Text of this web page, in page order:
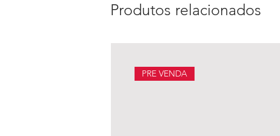
Produtos relacionados
PRE VENDA